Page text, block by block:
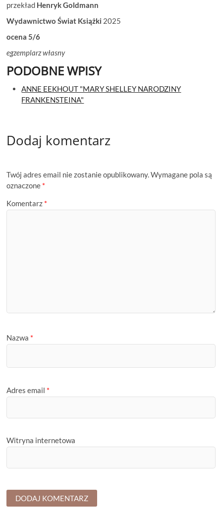
przekład Henryk Goldmann
Wydawnictwo Świat Książki 2025
ocena 5/6
egzemplarz własny
PODOBNE WPISY
ANNE EEKHOUT "MARY SHELLEY NARODZINY
FRANKENSTEINA"
Dodaj komentarz
Twój adres email nie zostanie opublikowany.Wymagane pola są
oznaczone *
Komentarz *
Nazwa *
Adres email *
Witryna internetowa